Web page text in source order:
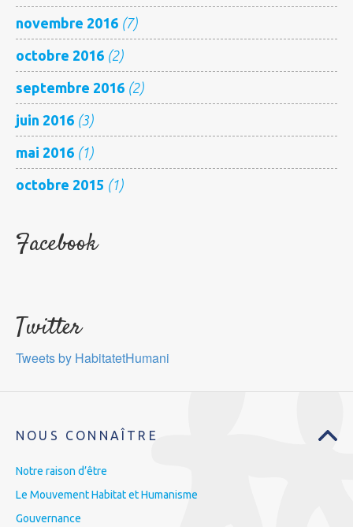
novembre 2016 (7)
octobre 2016 (2)
septembre 2016 (2)
juin 2016 (3)
mai 2016 (1)
octobre 2015 (1)
Facebook
Twitter
Tweets by HabitatetHumani
NOUS CONNAÎTRE
Notre raison d’être
Le Mouvement Habitat et Humanisme
Gouvernance